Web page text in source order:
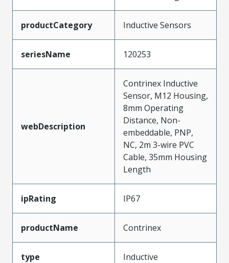
productCategory Inductive Sensors
seriesName 120253
webDescription
Contrinex Inductive
Sensor, M12 Housing,
8mm Operating
Distance, Non-
embeddable, PNP,
NC, 2m 3-wire PVC
Cable, 35mm Housing
Length
ipRating IP67
productName Contrinex
type Inductive